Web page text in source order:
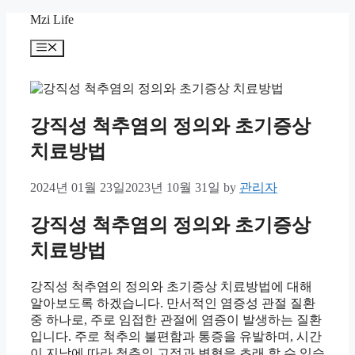
content
Mzi Life
Menu
강직성 척추염의 정의와 초기증상
치료방법
2024년 01월 23일2023년 10월 31일 by 관리자
강직성 척추염의 정의와 초기증상
치료방법
강직성 척추염의 정의와 초기증상 치료방법에 대해
알아보도록 하겠습니다. 만서적인 염증성 관절 질환
중 하나로, 주로 임접한 관절에 염증이 발생하는 질환
입니다. 주로 척추의 불편함과 통증을 유발하며, 시간